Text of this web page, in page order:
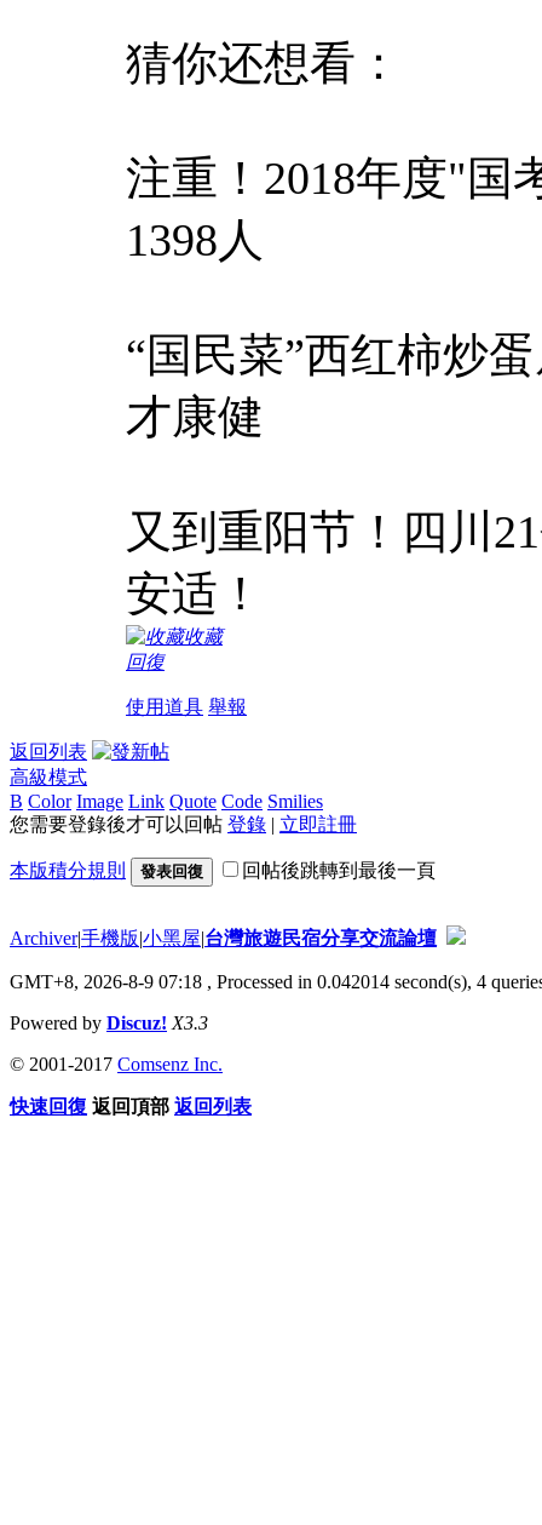
猜你还想看：
注重！2018年度"国
1398人
“国民菜”西红柿炒
才康健
又到重阳节！四川
安适！
收藏
回復
使用道具 舉報
返回列表
高級模式
B Color Image Link Quote Code Smilies
您需要登錄後才可以回帖 登錄 | 立即註冊
本版積分規則 發表回復 回帖後跳轉到最後一頁
Archiver|手機版|小黑屋|台灣旅遊民宿分享交流論壇
GMT+8, 2026-8-9 07:18 , Processed in 0.042014 second(s), 4
Powered by Discuz! X3.3
© 2001-2017 Comsenz Inc.
快速回復 返回頂部 返回列表